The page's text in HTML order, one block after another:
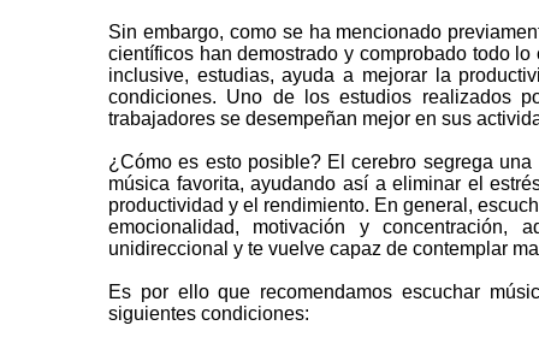
Sin embargo, como se ha mencionado
científicos han demostrado y comprobado todo
inclusive, estudias, ayuda a mejorar la
condiciones. Uno de los estudios realizados
trabajadores se desempeñan mejor en sus
¿Cómo es esto posible? El cerebro segrega
música favorita, ayudando así a eliminar el
productividad y el rendimiento. En general,
emocionalidad, motivación y
unidireccional y te vuelve capaz de contemplar
Es por ello que recomendamos escuchar
siguientes condiciones: